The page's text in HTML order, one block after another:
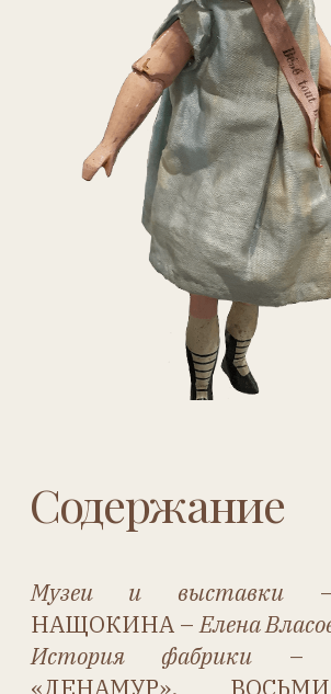
Музеи и выставки– ДОМИК
НАЩОКИНА –Елена Власова
История фабрики – КУКЛЫ
«ДЕНАМУР». ВОСЬМИЛЕТНЯЯ
ИСТОРИЯ С ТРАГИЧЕСКИМ
КОНЦОМ –Валентина Белянина
История фабрики– ВНИМАНИЕ,
ЧЕРЕПАХА!!! –Надежда Спирина
История фабрики– ШЁНАУ.
БОЛЬШАЯ ПЯТИКОНЕЧНАЯ
Татьяна Шайн
– BÉBÉ TOUT EN BOIS –
– МОИ
«ПТИЧКИ» ПЯТИСОТОЙ
Светлана Юголайнина
– ОТ ИМПЕРАТОРА ПАВЛА
АНТИКВАРНЫЕ ЗВУКОВЫЕ
МЕХАНИЗМЫ ДЛЯ КУКОЛ.
(ИЗОБРЕТЕНИЯ,
ГЕРМАНИИ) – Ника Намр